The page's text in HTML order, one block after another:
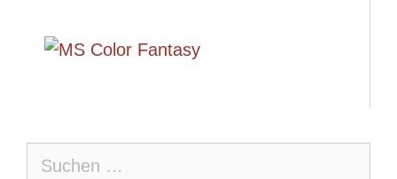
nach: